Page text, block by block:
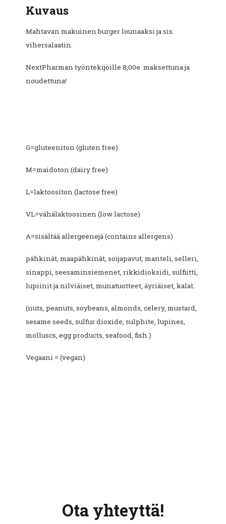
Kuvaus
Mahtavan makuinen burger lounaaksi ja sis.
vihersalaatin.
NextPharman työntekijöille 8,00e maksettuna ja
noudettuna!
G=gluteeniton (gluten free)
M=maidoton (dairy free)
L=laktoositon (lactose free)
VL=vähälaktoosinen (low lactose)
A=sisältää allergeenejä (contains allergens)
pähkinät, maapähkinät, soijapavut, manteli, selleri,
sinappi, seesaminsiemenet, rikkidioksidi, sulfiitti,
lupiinit ja nilviäiset, munatuotteet, äyriäiset, kalat.
(nuts, peanuts, soybeans, almonds, celery, mustard,
sesame seeds, sulfur dioxide, sulphite, lupines,
molluscs, egg products, seafood, fish.)
Vegaani = (vegan)
Ota yhteyttä!